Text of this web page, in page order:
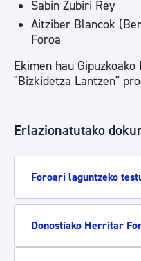
Sabin Zubiri Rey
Aitziber Blancok
Foroa
Ekimen hau
"Bizkidetza Lantzen"
Erlazionatutako
Foroari laguntzeko
Donostiako Herritar